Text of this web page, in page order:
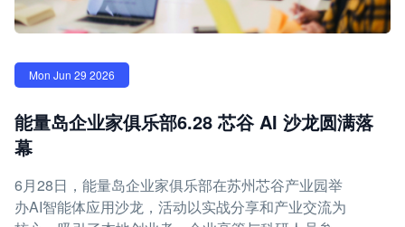
Mon Jun 29 2026
能量岛企业家俱乐部6.28 芯谷 AI 沙龙圆满落
幕
6月28日，能量岛企业家俱乐部在苏州芯谷产业园举
办AI智能体应用沙龙，活动以实战分享和产业交流为